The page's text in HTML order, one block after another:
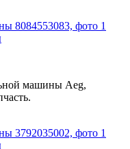
машины Aeg,